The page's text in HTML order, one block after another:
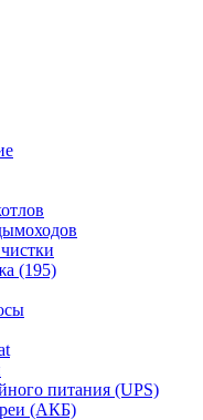
(195)
питания (UPS)
(АКБ)